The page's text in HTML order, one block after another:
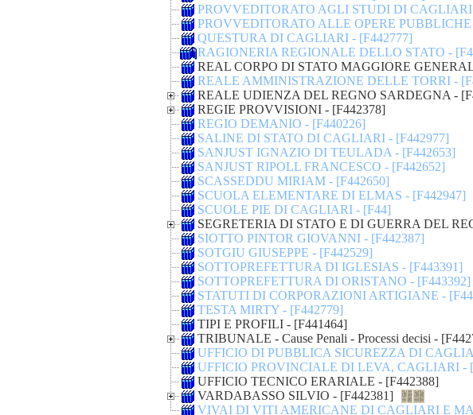
PROVVEDITORATO AGLI STUDI DI CAGLIARI
PROVVEDITORATO ALLE OPERE
QUESTURA DI CAGLIARI - [F442777]
RAGIONERIA REGIONALE DELLO STATO -
REAL CORPO DI STATO MAGGIORE
REALE AMMINISTRAZIONE DELLE TORRI -
REALE UDIENZA DEL REGNO SARDEGNA -
REGIE PROVVISIONI - [F442378]
REGIO DEMANIO - [F440226]
SALINE DI STATO DI CAGLIARI - [F442977]
SANJUST IGNAZIO DI TEULADA - [F442653]
SANJUST RIPOLL FRANCESCO - [F442652]
SCASSEDDU MIRIAM - [F442650]
SCUOLA ELEMENTARE DI ELMAS - [F442947]
SCUOLE PIE DI CAGLIARI - [F44]
SEGRETERIA DI STATO E DI GUERRA DEL
SIOTTO PINTOR GIOVANNI - [F442387]
SOTGIU GIUSEPPE - [F442529]
SOTTOPREFETTURA DI IGLESIAS - [F443391]
SOTTOPREFETTURA DI ORISTANO - [F443392]
STATUTI DI CORPORAZIONI ARTIGIANE -
TESTA MIRTY - [F442779]
TIPI E PROFILI - [F441464]
TRIBUNALE - Cause Penali - Processi decisi -
UFFICIO DI PUBBLICA SICUREZZA DI
UFFICIO PROVINCIALE DI LEVA, CAGLIARI -
UFFICIO TECNICO ERARIALE - [F442388]
VARDABASSO SILVIO - [F442381]
VIVAI DI VITI AMERICANE DI CAGLIARI E